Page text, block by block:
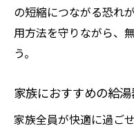
の短縮につながる恐れ
用方法を守りながら、
う。
家族におすすめの給
家族全員が快適に過ご